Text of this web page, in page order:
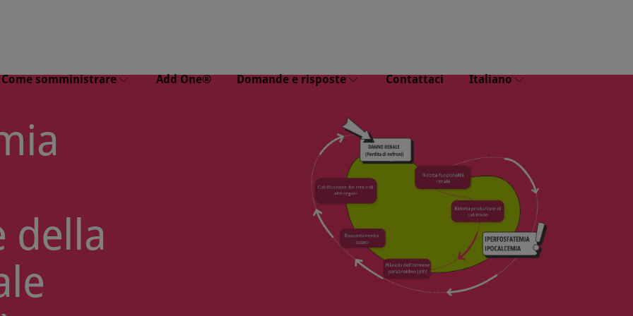
Come somministrare
utilizzare Catney®
Add One® Domande e risposte
Catney® One: FAQ
Porus® One: FAQ
Contattaci Italiano
Nederlands
Polski
Suomi
Français
Deutsch
della